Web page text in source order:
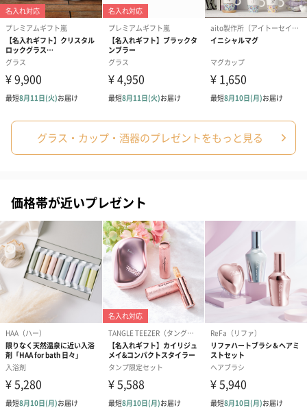
祝）（110円） 祝）（110円） （110円）
生花
生花のブーケを同梱します。
※9-15時にご注文いただく場合、最短のお届け可能日が通常より
も1日遅くなります。
シーズンブーケ（ひま
わり）（1,880円）
ブーケ（ホワイトグリ
ーン）（1,650円）
（1,650円）
ドライフラワー・プリザーブドフラワー
自然のお花で作ったドライフラワー・プリザーブドフラワーを同
梱します。
一部花材が写真と異なる場合がございます。予めご了承くださ
い。パッケージに入れてお届けします。
グラス・カップ・酒器のプレゼントをもっと見る
価格帯が近いプレゼント